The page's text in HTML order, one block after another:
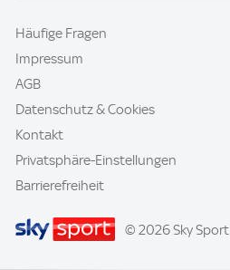
Häufige Fragen
Impressum
AGB
Datenschutz & Cookies
Kontakt
Privatsphäre-Einstellungen
Barrierefreiheit
© 2026 Sky Sport